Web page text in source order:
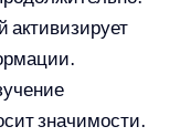
активизирует
значимости.